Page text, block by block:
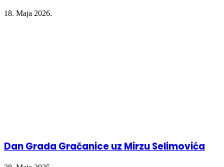
18. Maja 2026.
Dan Grada Gračanice uz Mirzu Selimovića